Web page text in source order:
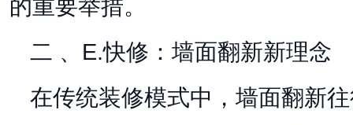
的重要举措。
二 、E.快修：墙面翻新新理念
在传统装修模式中，墙面翻新